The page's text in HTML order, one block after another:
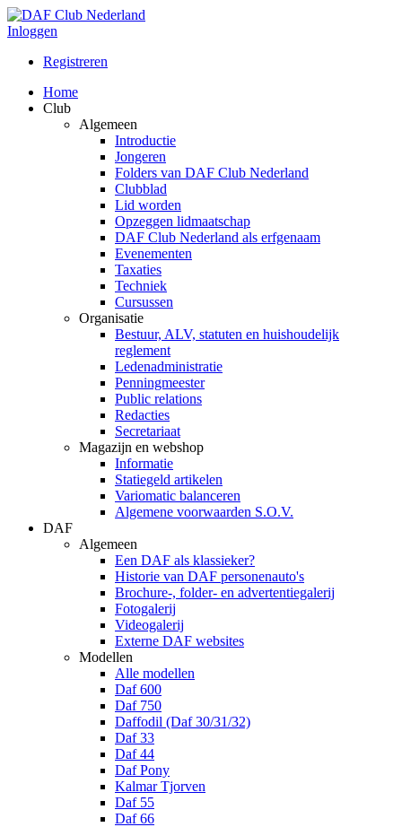
Inloggen
Registreren
Home
Club
Algemeen
Introductie
Jongeren
Folders van DAF Club Nederland
Clubblad
Lid worden
Opzeggen lidmaatschap
DAF Club Nederland als erfgenaam
Evenementen
Taxaties
Techniek
Cursussen
Organisatie
Bestuur, ALV, statuten en huishoudelijk
reglement
Ledenadministratie
Penningmeester
Public relations
Redacties
Secretariaat
Magazijn en webshop
Informatie
Statiegeld artikelen
Variomatic balanceren
Algemene voorwaarden S.O.V.
DAF
Algemeen
Een DAF als klassieker?
Historie van DAF personenauto's
Brochure-, folder- en advertentiegalerij
Fotogalerij
Videogalerij
Externe DAF websites
Modellen
Alle modellen
Daf 600
Daf 750
Daffodil (Daf 30/31/32)
Daf 33
Daf 44
Daf Pony
Kalmar Tjorven
Daf 55
Daf 66